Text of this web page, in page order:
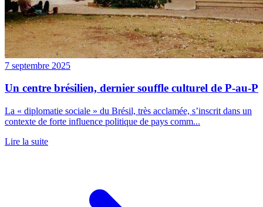
7 septembre 2025
Un centre brésilien, dernier souffle culturel de P-au-P
La « diplomatie sociale » du Brésil, très acclamée, s’inscrit dans un
contexte de forte influence politique de pays comm...
Lire la suite